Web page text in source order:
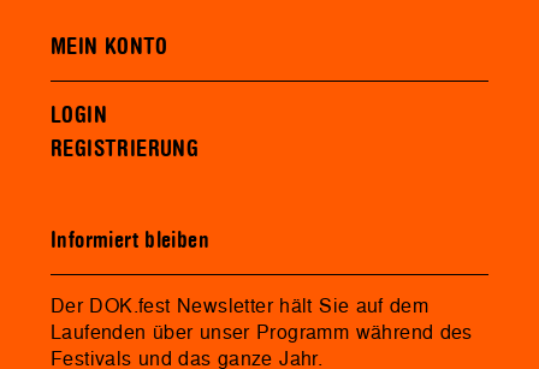
MEIN KONTO
LOGIN
REGISTRIERUNG
Informiert bleiben
Der DOK.fest Newsletter hält Sie auf dem
Laufenden über unser Programm während des
Festivals und das ganze Jahr.